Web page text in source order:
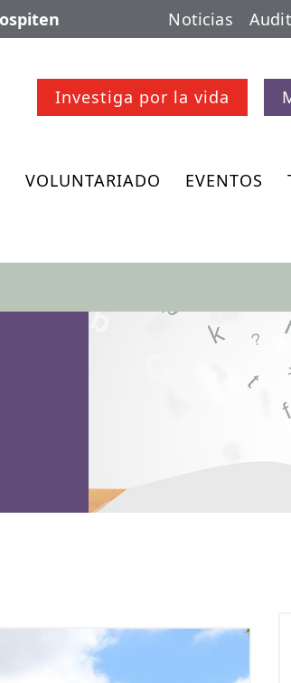
Noticias
Investiga por la vida
VOLUNTARIADO EVENTOS